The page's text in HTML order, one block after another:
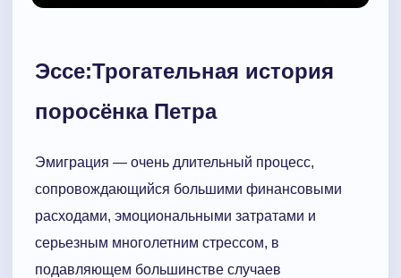
Эссе:Трогательная история
поросёнка Петра
Эмиграция — очень длительный процесс,
сопровождающийся большими финансовыми
расходами, эмоциональными затратами и
серьезным многолетним стрессом, в
подавляющем большинстве случаев